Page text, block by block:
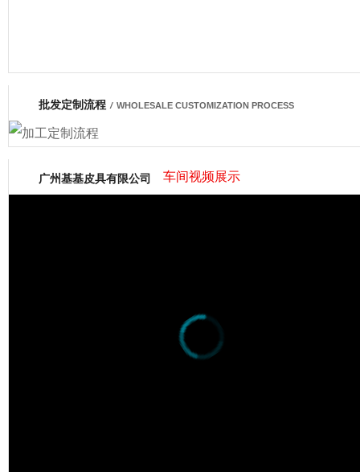
网商会会员
批发定制流程 / WHOLESALE CUSTOMIZATION PROCESS
广州基基皮具有限公司 车间视频展示